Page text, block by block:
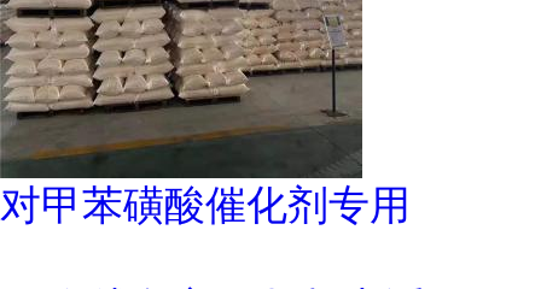
对甲苯磺酸催化剂专用